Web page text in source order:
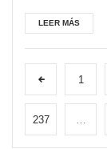
LEER MÁS
1
237